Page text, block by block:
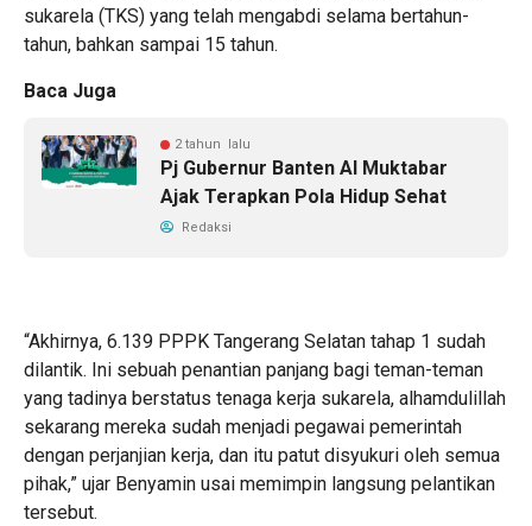
sukarela (TKS) yang telah mengabdi selama bertahun-
tahun, bahkan sampai 15 tahun.
Baca Juga
2 tahun lalu
Pj Gubernur Banten Al Muktabar
Ajak Terapkan Pola Hidup Sehat
Redaksi
“Akhirnya, 6.139 PPPK Tangerang Selatan tahap 1 sudah
dilantik. Ini sebuah penantian panjang bagi teman-teman
yang tadinya berstatus tenaga kerja sukarela, alhamdulillah
sekarang mereka sudah menjadi pegawai pemerintah
dengan perjanjian kerja, dan itu patut disyukuri oleh semua
pihak,” ujar Benyamin usai memimpin langsung pelantikan
tersebut.